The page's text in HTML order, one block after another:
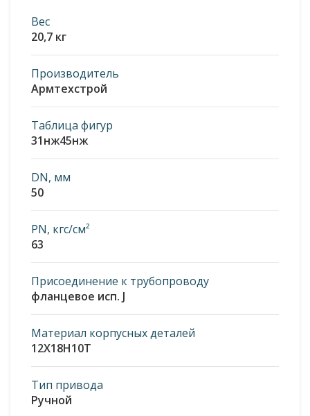
Вес
20,7 кг
Производитель
Армтехстрой
Таблица фигур
31нж45нж
DN, мм
50
PN, кгс/см²
63
Присоединение к трубопроводу
фланцевое исп. J
Материал корпусных деталей
12Х18Н10Т
Тип привода
Ручной